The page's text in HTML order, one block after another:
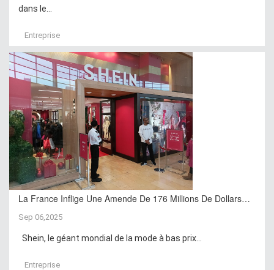
dans le...
Entreprise
La France Inflige Une Amende De 176 Millions De Dollars…
Sep 06,2025
Shein, le géant mondial de la mode à bas prix...
Entreprise